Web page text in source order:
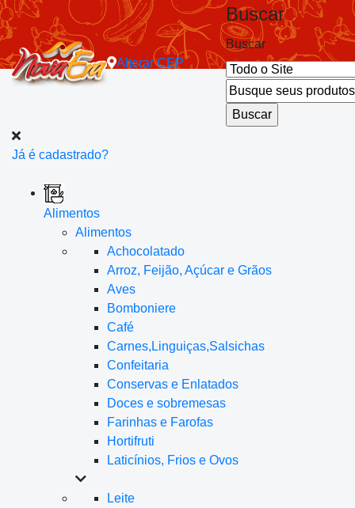
AlterarCEP
Buscar
Buscar
Já é cadastrado?
Alimentos
Alimentos
Achocolatado
Arroz, Feijão, Açúcar e Grãos
Aves
Bomboniere
Café
Carnes,Linguiças,Salsichas
Confeitaria
Conservas e Enlatados
Doces e sobremesas
Farinhas e Farofas
Hortifruti
Laticínios, Frios e Ovos
Leite